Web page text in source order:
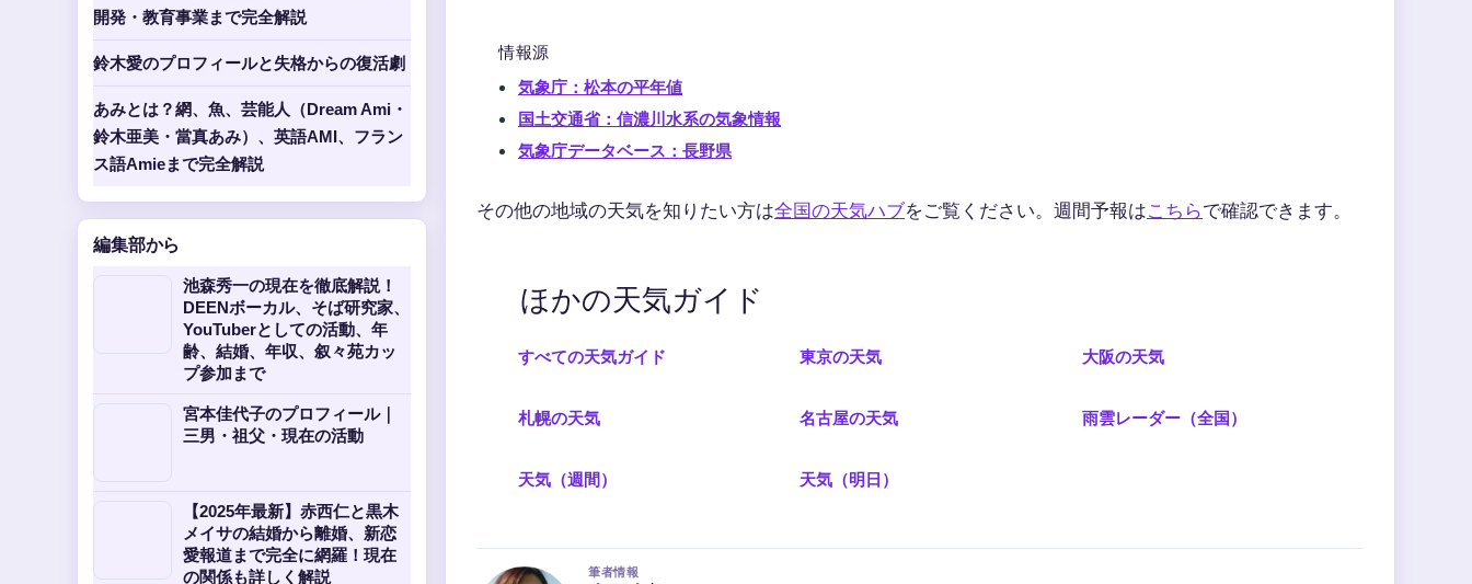
情報源
気象庁：松本の平年値
国土交通省：信濃川水系の気象情報
気象庁データベース：長野県
その他の地域の天気を知りたい方は全国の天気ハブをご覧ください。週間予報はこちらで確認できます。
ほかの天気ガイド
すべての天気ガイド 東京の天気 大阪の天気
札幌の天気 名古屋の天気 雨雲レーダー（全国）
天気（週間） 天気（明日）
筆者情報
開発・教育事業まで完全解説
鈴木愛のプロフィールと失格からの復活劇
あみとは？網、魚、芸能人（Dream Ami・
鈴木亜美・當真あみ）、英語AMI、フラン
ス語Amieまで完全解説
編集部から
池森秀一の現在を徹底解説！
DEENボーカル、そば研究家、
YouTuberとしての活動、年
齢、結婚、年収、叙々苑カッ
プ参加まで
宮本佳代子のプロフィール｜
三男・祖父・現在の活動
【2025年最新】赤西仁と黒木
メイサの結婚から離婚、新恋
愛報道まで完全に網羅！現在
の関係も詳しく解説